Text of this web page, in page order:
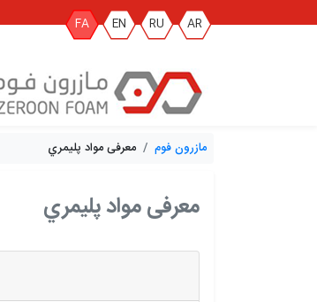
FA EN RU
AR
مازرون فوم معرفی مواد پليمري
معرفی مواد پليمري